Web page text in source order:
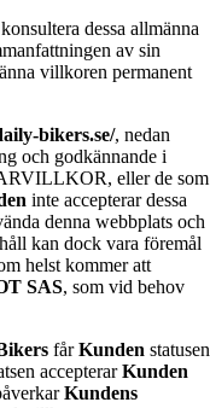
dessa allmänna
av sin
villkoren permanent
bikers.se/, nedan
och godkännande i
eller de som
inte accepterar dessa
denna webbplats och
kan dock vara föremål
helst kommer att
SAS, som vid behov
fårKunden statusen
accepterarKunden
Kundens